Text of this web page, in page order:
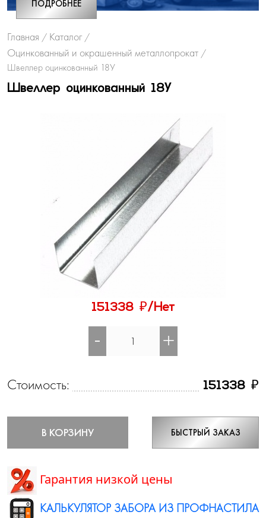
ПОДРОБНЕЕ
Главная / Каталог /
Оцинкованный и окрашенный металлопрокат /
Швеллер оцинкованный 18У
Швеллер оцинкованный 18У
151338 ₽/Нет
- +
Стоимость: 151338 ₽
В КОРЗИНУ БЫСТРЫЙ ЗАКАЗ
Гарантия низкой цены
КАЛЬКУЛЯТОР ЗАБОРА ИЗ ПРОФНАСТИЛА